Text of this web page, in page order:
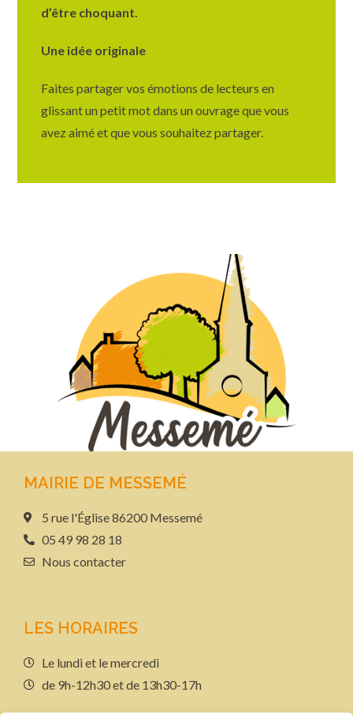
d’être choquant.
Une idée originale
Faites partager vos émotions de lecteurs en
glissant un petit mot dans un ouvrage que vous
avez aimé et que vous souhaitez partager.
MAIRIE DE MESSEMÉ
5 rue l'Église 86200 Messemé
05 49 98 28 18
Nous contacter
LES HORAIRES
Le lundi et le mercredi
de 9h-12h30 et de 13h30-17h